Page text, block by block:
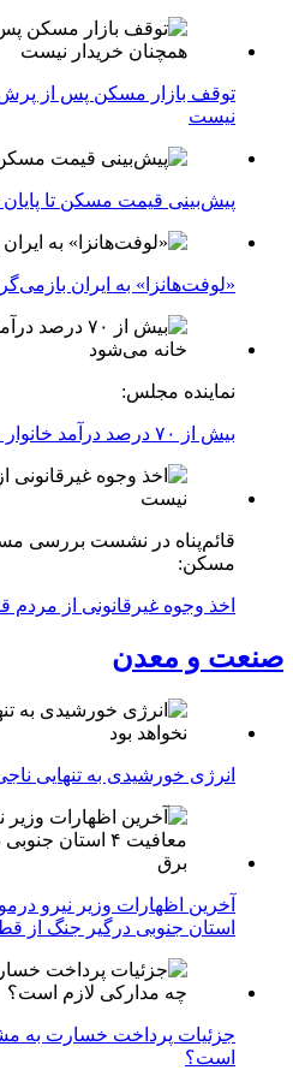
توقف بازار مسکن پس از پرش
نیست
پیش‌بینی قیمت مسکن تا پایان
«لوفت‌هانزا» به ایران
نماینده مجلس:
بیش از ۷۰ درصد درآمد خانوار صرف اجاره خانه می‌شود
قائم‌پناه در نشست بررسی
مسکن:
اخذ وجوه غیرقانونی از
صنعت و معدن
انرژی خورشیدی به تنهایی
استان جنوبی درگیر جنگ از
جزئیات پرداخت خسارت به
است؟